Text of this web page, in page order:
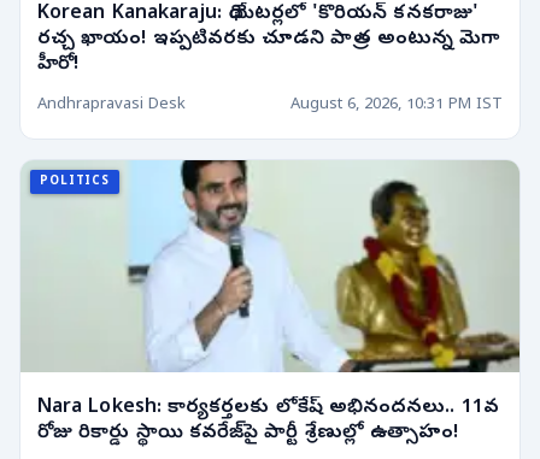
Korean Kanakaraju: థియేటర్లలో 'కొరియన్ కనకరాజు'
రచ్చ ఖాయం! ఇప్పటివరకు చూడని పాత్ర అంటున్న మెగా
హీరో!
Andhrapravasi Desk August 6, 2026, 10:31 PM IST
POLITICS
Nara Lokesh: కార్యకర్తలకు లోకేష్ అభినందనలు.. 11వ
రోజు రికార్డు స్థాయి కవరేజ్‌పై పార్టీ శ్రేణుల్లో ఉత్సాహం!